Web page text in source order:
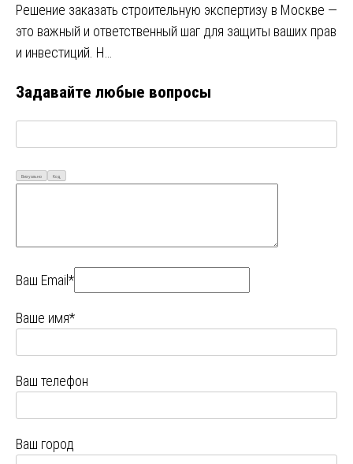
Решение заказать строительную экспертизу в Москве —
это важный и ответственный шаг для защиты ваших прав
и инвестиций. Н…
Задавайте любые вопросы
Визуально Код
Ваш Email*
Ваше имя*
Ваш телефон
Ваш город